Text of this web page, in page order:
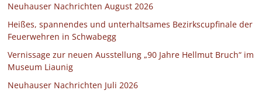
Neuhauser Nachrichten August 2026
Heißes, spannendes und unterhaltsames Bezirkscupfinale der
Feuerwehren in Schwabegg
Vernissage zur neuen Ausstellung „90 Jahre Hellmut Bruch“ im
Museum Liaunig
Neuhauser Nachrichten Juli 2026